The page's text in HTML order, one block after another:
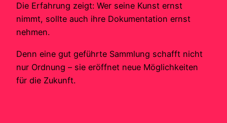
Die Erfahrung zeigt: Wer seine Kunst ernst
nimmt, sollte auch ihre Dokumentation ernst
nehmen.
Denn eine gut geführte Sammlung schafft nicht
nur Ordnung – sie eröffnet neue Möglichkeiten
für die Zukunft.